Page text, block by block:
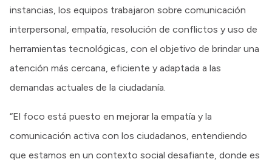
instancias, los equipos trabajaron sobre comunicación
interpersonal, empatía, resolución de conflictos y uso de
herramientas tecnológicas, con el objetivo de brindar una
atención más cercana, eficiente y adaptada a las
demandas actuales de la ciudadanía.
“El foco está puesto en mejorar la empatía y la
comunicación activa con los ciudadanos, entendiendo
que estamos en un contexto social desafiante, donde es